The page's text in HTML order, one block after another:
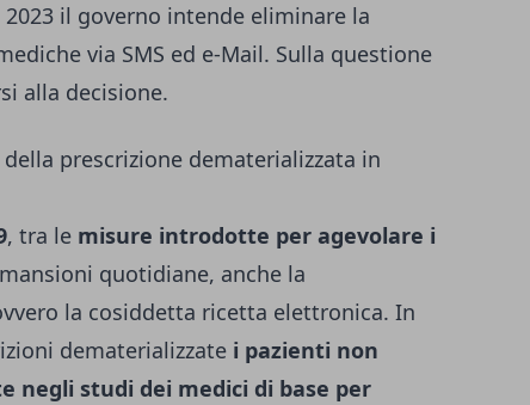
2023 il governo intende eliminare la
via SMS ed e-Mail. Sulla questione
alla decisione.
prescrizione dematerializzata in
, tra le misure introdotte per agevolare i
quotidiane, anche la
la cosiddetta ricetta elettronica. In
dematerializzate i pazienti non
negli studi dei medici di base per